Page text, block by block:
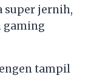
super jernih,
gaming
tampil